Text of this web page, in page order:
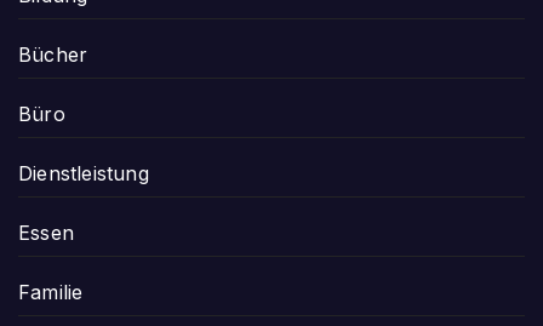
Bücher
Büro
Dienstleistung
Essen
Familie